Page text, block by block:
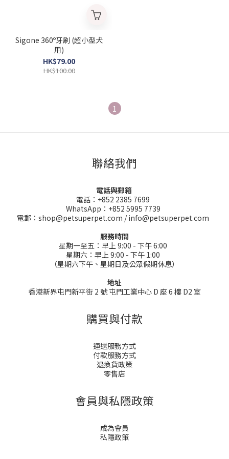
Sigone 360º牙刷 (超小型犬
用)
HK$79.00
HK$100.00
1
聯絡我們
電話與郵箱
電話：+852 2385 7699
WhatsApp：+852 5995 7739
電郵：shop@petsuperpet.com / info@petsuperpet.com
服務時間
星期一至五：早上 9:00 - 下午 6:00
星期六：早上 9:00 - 下午 1:00
（星期六下午、星期日及公眾假期休息）
地址
香港新界屯門新平街 2 號 屯門工業中心 D 座 6 樓 D2 室
購買與付款
運送服務方式
付款服務方式
退換貨政策
零售店
會員與私隱政策
成為會員
私隱政策